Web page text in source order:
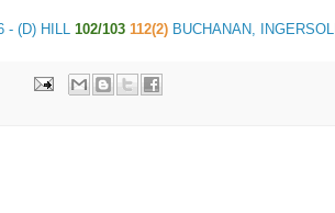
- (D) HILL 102/103 112(2) BUCHANAN,